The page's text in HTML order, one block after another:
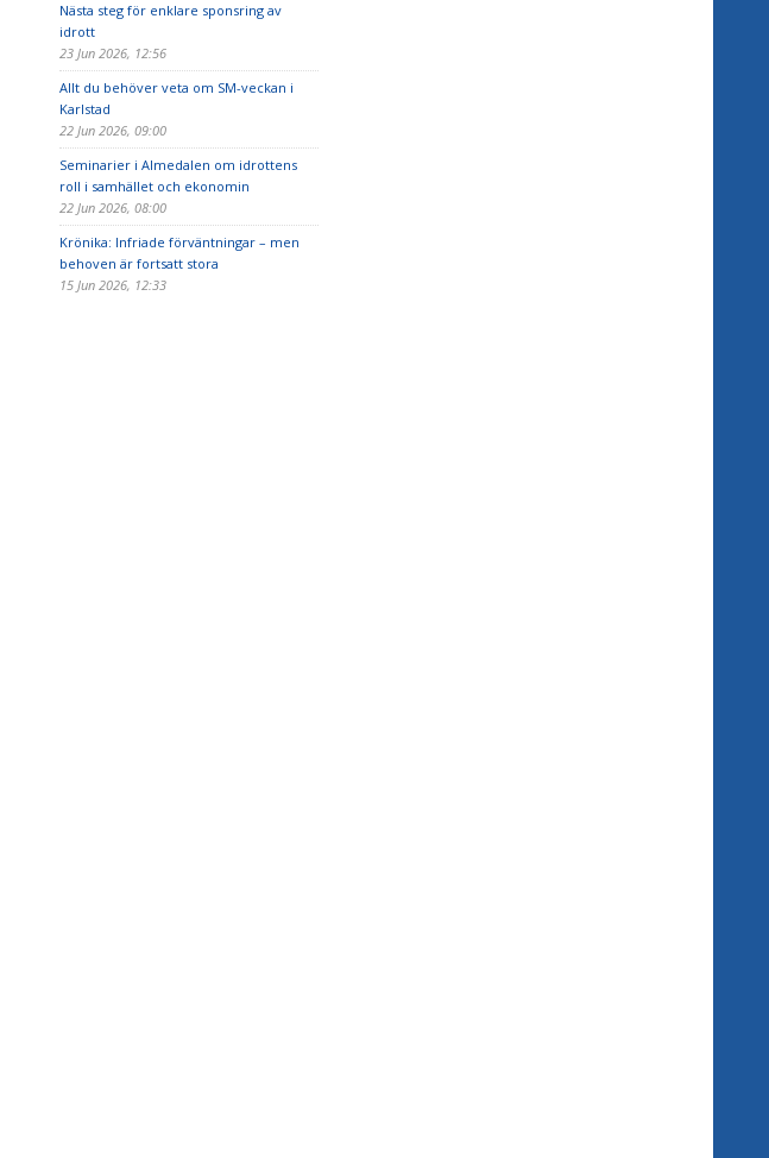
Nästa steg för enklare sponsring av
idrott
23 Jun 2026, 12:56
Allt du behöver veta om SM-veckan i
Karlstad
22 Jun 2026, 09:00
Seminarier i Almedalen om idrottens
roll i samhället och ekonomin
22 Jun 2026, 08:00
Krönika: Infriade förväntningar – men
behoven är fortsatt stora
15 Jun 2026, 12:33